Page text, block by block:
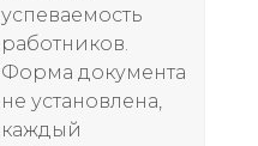
успеваемость
работников.
Форма документа
не установлена,
каждый